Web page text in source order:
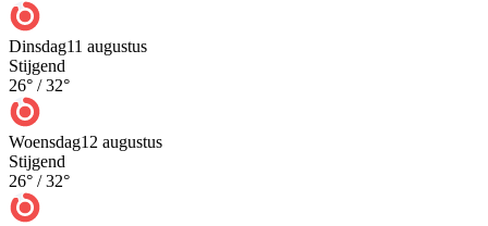
Dinsdag11 augustus
Stijgend
26° /32°
Woensdag12 augustus
Stijgend
26° /32°